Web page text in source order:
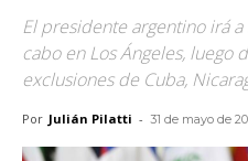
El presidente argentino irá
cabo en Los Ángeles, luego
exclusiones de Cuba,
Por Julián Pilatti - 31 de mayo de